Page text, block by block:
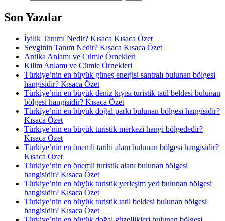
Son Yazılar
İyilik Tanımı Nedir? Kısaca Kısaca Özet
Sevginin Tanım Nedir? Kısaca Kısaca Özet
Antika Anlamı ve Cümle Örnekleri
Kilim Anlamı ve Cümle Örnekleri
Türkiye’nin en büyük güneş enerjisi santralı bulunan bölgesi
hangisidir? Kısaca Özet
Türkiye’nin en büyük deniz kıyısı turistik tatil beldesi bulunan
bölgesi hangisidir? Kısaca Özet
Türkiye’nin en büyük doğal parkı bulunan bölgesi hangisidir?
Kısaca Özet
Türkiye’nin en büyük turistik merkezi hangi bölgededir?
Kısaca Özet
Türkiye’nin en önemli tarihi alanı bulunan bölgesi hangisidir?
Kısaca Özet
Türkiye’nin en önemli turistik alanı bulunan bölgesi
hangisidir? Kısaca Özet
Türkiye’nin en büyük turistik yerleşim yeri bulunan bölgesi
hangisidir? Kısaca Özet
Türkiye’nin en büyük turistik tatil beldesi bulunan bölgesi
hangisidir? Kısaca Özet